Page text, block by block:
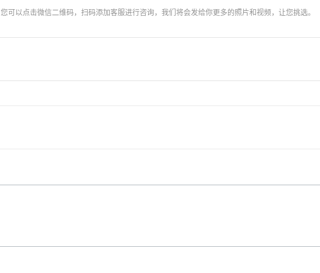
您可以点击微信二维码，扫码添加客服进行咨询，我们将会发给你更多的照片和视频，让您挑选。